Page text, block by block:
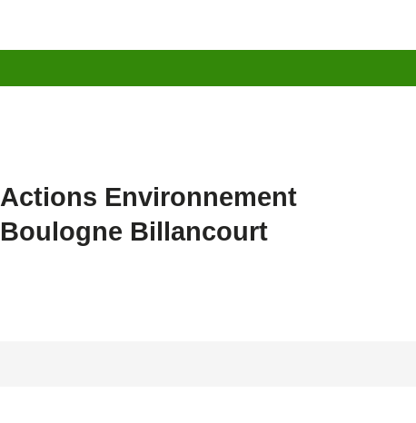
Actions Environnement
Boulogne Billancourt